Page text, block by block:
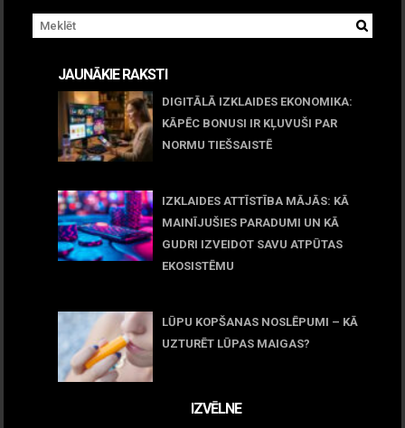
JAUNĀKIE RAKSTI
DIGITĀLĀ IZKLAIDES EKONOMIKA:
KĀPĒC BONUSI IR KĻUVUŠI PAR
NORMU TIEŠSAISTĒ
IZKLAIDES ATTĪSTĪBA MĀJĀS: KĀ
MAINĪJUŠIES PARADUMI UN KĀ
GUDRI IZVEIDOT SAVU ATPŪTAS
EKOSISTĒMU
LŪPU KOPŠANAS NOSLĒPUMI – KĀ
UZTURĒT LŪPAS MAIGAS?
IZVĒLNE